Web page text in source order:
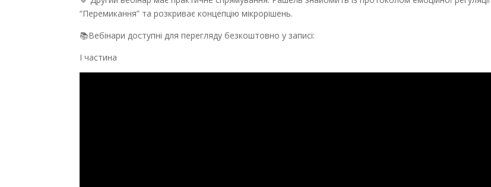
“Перемикання” та розкриває концепцію мікрорішень.
📚Вебінари доступні для перегляду безкоштовно у записі:
І частина